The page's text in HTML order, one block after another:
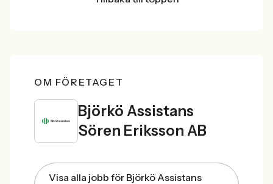
OM FÖRETAGET
Björkö Assistans
Sören Eriksson AB
Visa alla jobb för Björkö Assistans